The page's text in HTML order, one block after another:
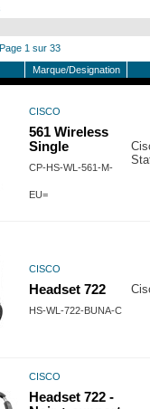
Page 1 sur 33
Marque/Designation
CISCO
561 Wireless
Single
CP-HS-WL-561-M-
EU=
CISCO
Headset 722
HS-WL-722-BUNA-C
CISCO
Headset 722 -